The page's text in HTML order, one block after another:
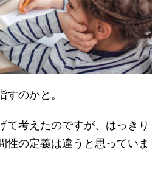
すのかと。
て考えたのですが、はっきり
性の定義は違うと思っていま